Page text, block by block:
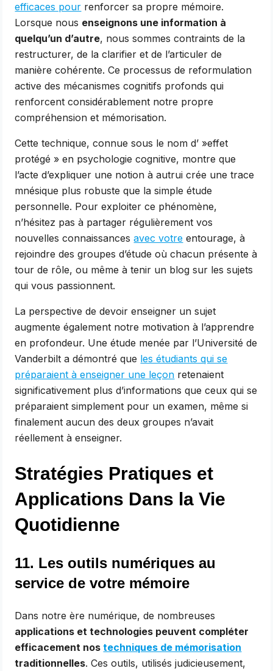
efficaces pour renforcer sa propre mémoire.
Lorsque nous enseignons une information à
quelqu’un d’autre, nous sommes contraints de la
restructurer, de la clarifier et de l’articuler de
manière cohérente. Ce processus de reformulation
active des mécanismes cognitifs profonds qui
renforcent considérablement notre propre
compréhension et mémorisation.
Cette technique, connue sous le nom d’ »effet
protégé » en psychologie cognitive, montre que
l’acte d’expliquer une notion à autrui crée une trace
mnésique plus robuste que la simple étude
personnelle. Pour exploiter ce phénomène,
n’hésitez pas à partager régulièrement vos
nouvelles connaissancesavec votre entourage, à
rejoindre des groupes d’étude où chacun présente à
tour de rôle, ou même à tenir un blog sur les sujets
qui vous passionnent.
La perspective de devoir enseigner un sujet
augmente également notre motivation à l’apprendre
en profondeur. Une étude menée par l’Université de
Vanderbilt a démontré que les étudiants qui se
préparaient à enseigner une leçon retenaient
significativement plus d’informations que ceux qui se
préparaient simplement pour un examen, même si
finalement aucun des deux groupes n’avait
réellement à enseigner.
Stratégies Pratiques et
Applications Dans la Vie
Quotidienne
11. Les outils numériques au
service de votre mémoire
Dans notre ère numérique, de nombreuses
applications et technologies peuvent compléter
efficacement nostechniques de mémorisation
traditionnelles. Ces outils, utilisés judicieusement,